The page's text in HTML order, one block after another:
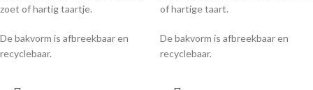
zoet of hartig taartje.
De bakvorm is afbreekbaar en
recyclebaar.
of hartige taart.
De bakvorm is afbreekbaar en
recyclebaar.